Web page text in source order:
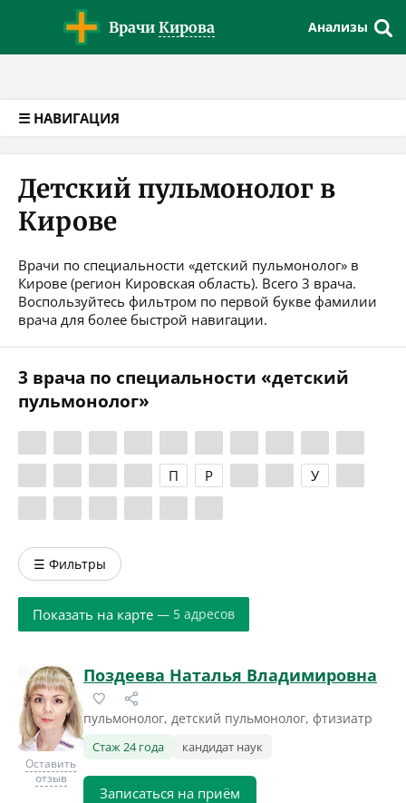
Врачи Кирова Анализы
☰ НАВИГАЦИЯ
Детский пульмонолог в
Кирове
Врачи по специальности «детский пульмонолог» в
Кирове (регион Кировская область). Всего 3 врача.
Воспользуйтесь фильтром по первой букве фамилии
врача для более быстрой навигации.
3 врача по специальности «детский
пульмонолог»
П Р У
☰ Фильтры
Показать на карте — 5 адресов
Оставить
отзыв
Поздеева Наталья Владимировна
пульмонолог, детский пульмонолог, фтизиатр
Стаж 24 года кандидат наук
Записаться на приём